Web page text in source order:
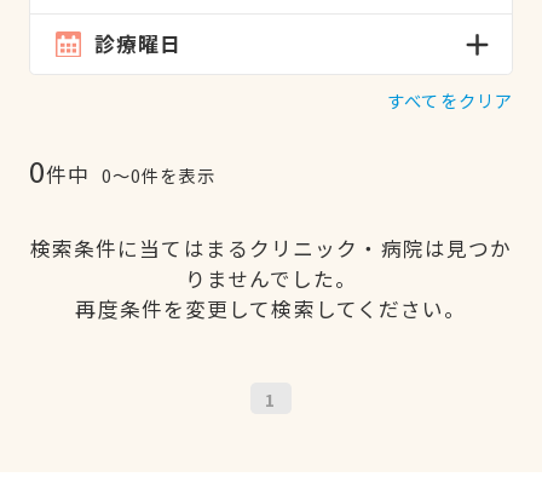
診療曜日
すべてをクリア
0件中 0〜0件を表示
検索条件に当てはまるクリニック・病院は見つか
りませんでした。
再度条件を変更して検索してください。
1